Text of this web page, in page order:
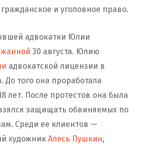
и уголовное право.
адвокатки Юлии
30 августа. Юлию
адвокатской лицензии в
До того она проработала
лет. После протестов она была
защищать обвиняемых по
Среди ее клиентов —
художник Алесь Пушкин,